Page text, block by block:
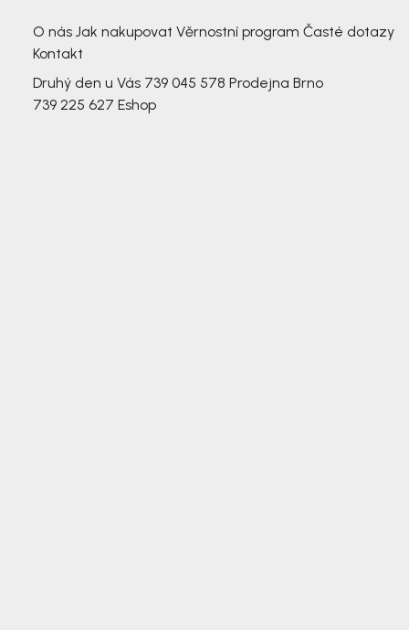
O nás Jak nakupovat Věrnostní program Časté dotazy
Kontakt
Druhý den u Vás 739 045 578 Prodejna Brno
739 225 627 Eshop